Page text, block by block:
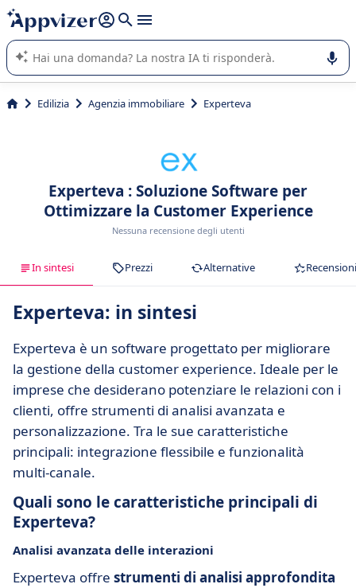
righe con
shift + enter
L'IA di Appvizer vi guida nell'utilizzo o nella scelta di un
software SaaS per la vostra azienda.
Edilizia Agenzia immobiliare Experteva
Experteva : Soluzione Software per
Ottimizzare la Customer Experience
Nessuna recensione degli utenti
In sintesi Prezzi Alternative Recensioni
Experteva: in sintesi
Experteva è un software progettato per migliorare
la gestione della customer experience. Ideale per le
imprese che desiderano potenziare le relazioni con i
clienti, offre strumenti di analisi avanzata e
personalizzazione. Tra le sue caratteristiche
principali: integrazione flessibile e funzionalità
multi-canale.
Quali sono le caratteristiche principali di
Experteva?
Analisi avanzata delle interazioni
Experteva offre strumenti di analisi approfondita